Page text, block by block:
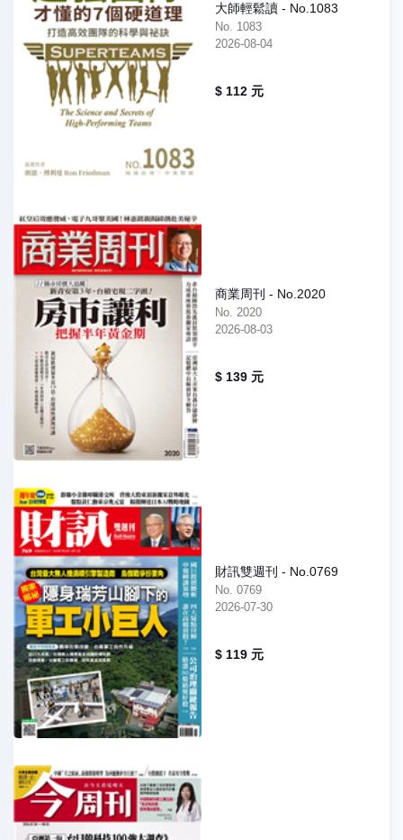
大師輕鬆讀 - No.1083
No. 1083
2026-08-04
$ 112 元
商業周刊 - No.2020
No. 2020
2026-08-03
$ 139 元
財訊雙週刊 - No.0769
No. 0769
2026-07-30
$ 119 元